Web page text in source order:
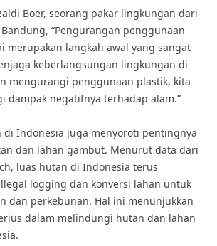
Boer, seorang pakar lingkungan dari
“Pengurangan penggunaan
merupakan langkah awal yang sangat
keberlangsungan lingkungan di
mengurangi penggunaan plastik, kita
dampak negatifnya terhadap alam.”
di Indonesia juga menyoroti pentingnya
dan lahan gambut. Menurut data dari
luas hutan di Indonesia terus
logging dan konversi lahan untuk
dan perkebunan. Hal ini menunjukkan
dalam melindungi hutan dan lahan